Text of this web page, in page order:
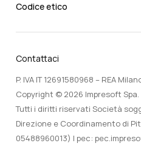
Codice etico
Contattaci
P. IVA IT 12691580968 – REA
Copyright © 2026 Impresoft Spa.
Tutti i diritti riservati Società
Direzione e Coordinamento di
05488960013) | pec: